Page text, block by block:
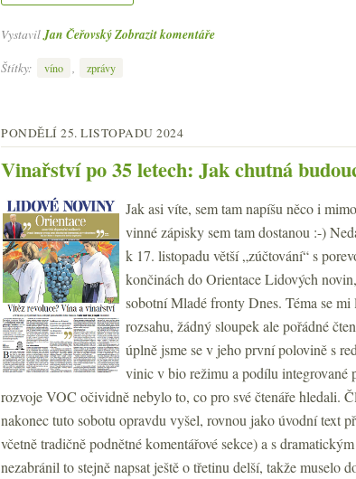
VystavilJan ČeřovskýZobrazit komentáře
Štítky:
víno zprávy
PONDĚLÍ 25. LISTOPADU 2024
Vinařství po 35 letech: Jak chutná
Jak asi víte, sem tam napíšu něco i
vinné zápisky sem tam dostanou :-)
k 17. listopadu větší „zúčtování“ s
končinách do Orientace Lidových
sobotní Mladé fronty Dnes. Téma se
rozsahu, žádný sloupek ale pořádné
úplně jsme se v jeho první polovině s
vinic v bio režimu a podílu integrované
rozvoje VOC očividně nebylo to, co pro své čtenáře hledali.
nakonec tuto sobotu opravdu vyšel, rovnou jako úvodní text
včetně tradičně podnětné komentářové sekce) a s
nezabránil to stejně napsat ještě o třetinu delší, takže muselo